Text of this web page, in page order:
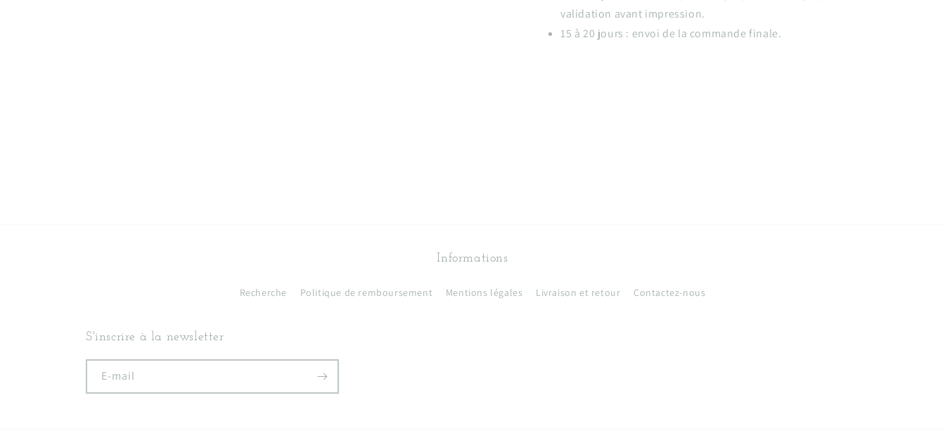
validation avant impression.
15 à 20 jours : envoi de la commande finale.
Informations
Recherche Politique de remboursement Mentions légales Livraison et retour Contactez-nous
S'inscrire à la newsletter
E-mail